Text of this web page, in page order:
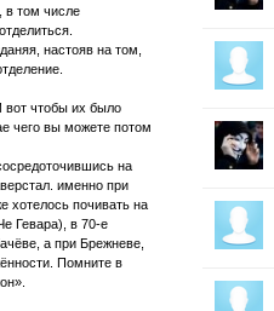
в том числе
настояв на том,
вот чтобы их было
чего вы можете потом
на
именно при
хотелось почивать на
Гевара), в 70-е
а при Брежневе,
Помните в